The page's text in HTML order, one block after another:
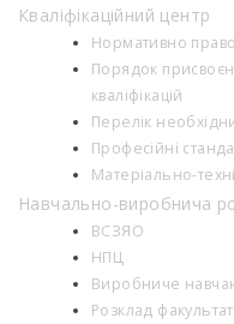
Кваліфікаційний центр
Нормативно
Порядок
кваліфікацій
Перелік
Професійні
Матеріально-
Навчально-виробнича
ВСЗЯО
НПЦ
Виробниче
Розклад